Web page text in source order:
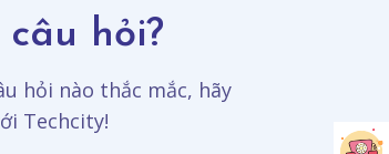
câu hỏi?
hỏi nào thắc mắc, hãy
Techcity!